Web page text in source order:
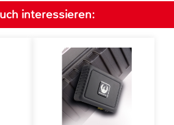
interessieren: